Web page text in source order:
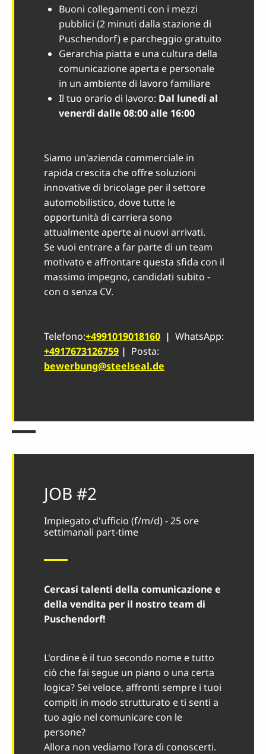
Buoni collegamenti con i mezzi
pubblici (2 minuti dalla stazione di
Puschendorf) e parcheggio gratuito
Gerarchia piatta e una cultura della
comunicazione aperta e personale
in un ambiente di lavoro familiare
Il tuo orario di lavoro: Dal lunedì al
venerdì dalle 08:00 alle 16:00
Siamo un'azienda commerciale in
rapida crescita che offre soluzioni
innovative di bricolage per il settore
automobilistico, dove tutte le
opportunità di carriera sono
attualmente aperte ai nuovi arrivati.
Se vuoi entrare a far parte di un team
motivato e affrontare questa sfida con il
massimo impegno, candidati subito -
con o senza CV.
Telefono:+4991019018160 | WhatsApp:
+4917673126759 | Posta:
bewerbung@steelseal.de
JOB #2
Impiegato d'ufficio (f/m/d) - 25 ore
settimanali part-time
Cercasi talenti della comunicazione e
della vendita per il nostro team di
Puschendorf!
L'ordine è il tuo secondo nome e tutto
ciò che fai segue un piano o una certa
logica? Sei veloce, affronti sempre i tuoi
compiti in modo strutturato e ti senti a
tuo agio nel comunicare con le
persone?
Allora non vediamo l'ora di conoscerti.